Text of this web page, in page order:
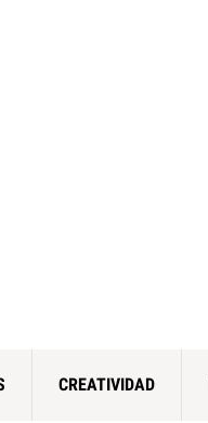
CREATIVIDAD